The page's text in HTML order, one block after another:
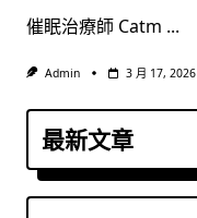
催眠治療師 Catm ...
Admin 3 月 17, 2026
最新文章